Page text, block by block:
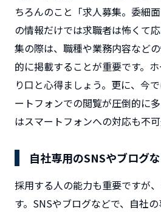
ちろんのこと「求人募集。委細
の情報だけでは求職者は怖くて
集の際は、職種や業務内容など
的に掲載することが重要です。
り口と心得ましょう。更に、今
ートフォンでの閲覧が圧倒的に
はスマートフォンへの対応も不可
自社専用のSNSやブログ
採用する人の能力も重要ですが
す。SNSやブログなどで、自社